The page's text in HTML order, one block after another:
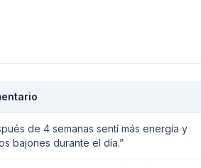
de 4 semanas sentí más energía y
bajones durante el día.”